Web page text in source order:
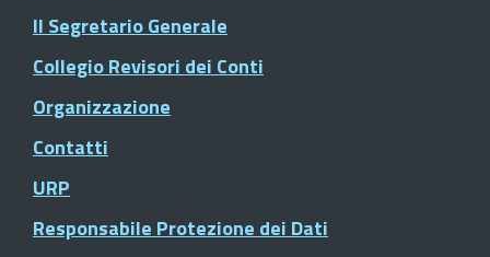
Il Segretario Generale
Collegio Revisori dei Conti
Organizzazione
Contatti
URP
Responsabile Protezione dei Dati